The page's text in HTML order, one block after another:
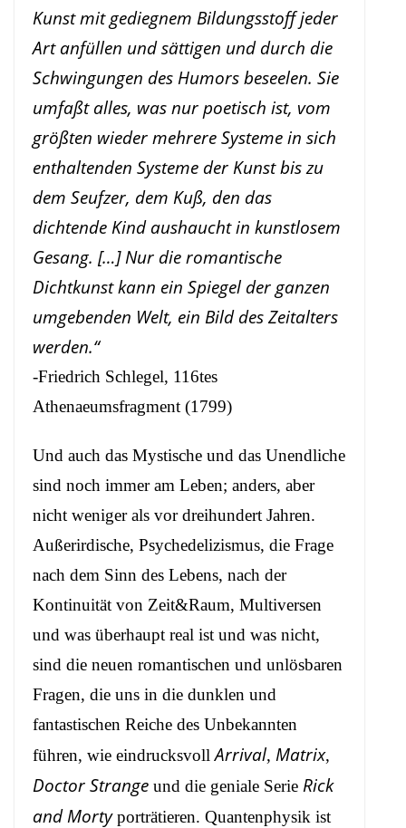
Kunst mit gediegnem Bildungsstoff jeder
Art anfüllen und sättigen und durch die
Schwingungen des Humors beseelen. Sie
umfaßt alles, was nur poetisch ist, vom
größten wieder mehrere Systeme in sich
enthaltenden Systeme der Kunst bis zu
dem Seufzer, dem Kuß, den das
dichtende Kind aushaucht in kunstlosem
Gesang. […] Nur die romantische
Dichtkunst kann ein Spiegel der ganzen
umgebenden Welt, ein Bild des Zeitalters
werden.“
-Friedrich Schlegel, 116tes
Athenaeumsfragment (1799)
Und auch das Mystische und das Unendliche
sind noch immer am Leben; anders, aber
nicht weniger als vor dreihundert Jahren.
Außerirdische, Psychedelizismus, die Frage
nach dem Sinn des Lebens, nach der
Kontinuität von Zeit&Raum, Multiversen
und was überhaupt real ist und was nicht,
sind die neuen romantischen und unlösbaren
Fragen, die uns in die dunklen und
fantastischen Reiche des Unbekannten
führen, wie eindrucksvollArrival, Matrix,
Doctor Strange und die geniale Serie Rick
and Mortyporträtieren. Quantenphysik ist